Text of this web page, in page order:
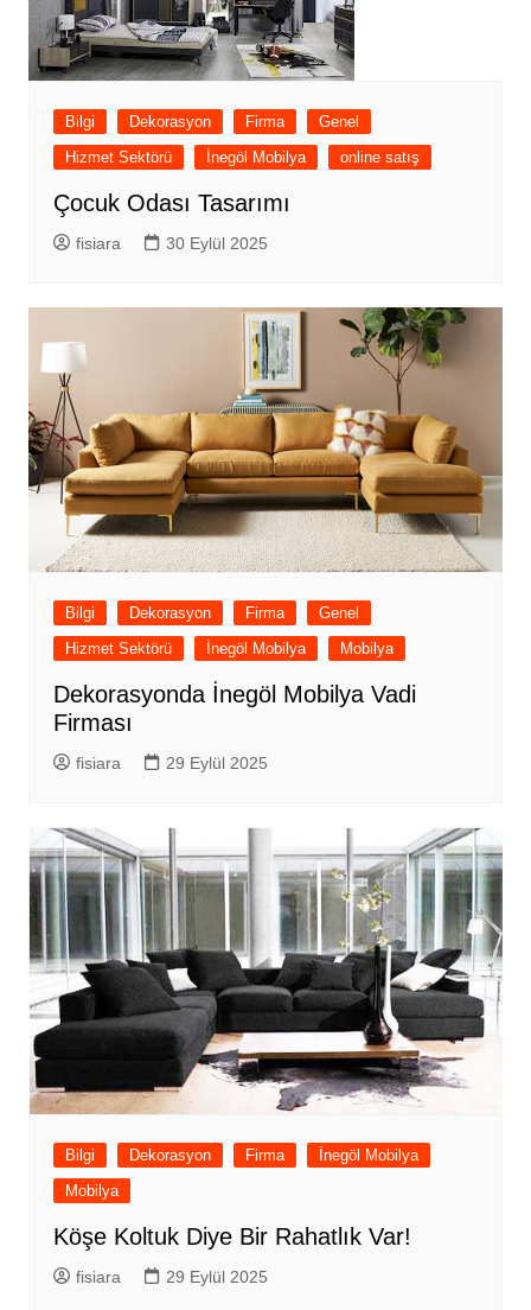
Bilgi Dekorasyon Firma
Genel
Hizmet Sektörü
İnegöl Mobilya online satış
Çocuk Odası Tasarımı
fisiara 30 Eylül 2025
Bilgi Dekorasyon Firma
Genel
Hizmet Sektörü
İnegöl Mobilya Mobilya
Dekorasyonda İnegöl Mobilya Vadi
Firması
fisiara 29 Eylül 2025
Bilgi Dekorasyon Firma
İnegöl Mobilya
Mobilya
Köşe Koltuk Diye Bir Rahatlık Var!
fisiara 29 Eylül 2025